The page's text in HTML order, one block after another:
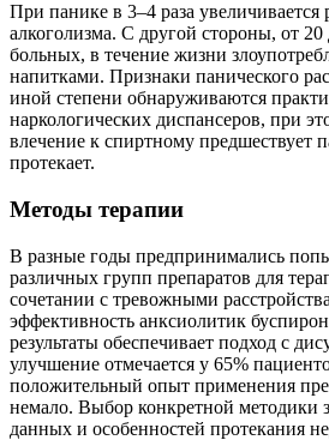
При панике в 3–4 раза увеличивается
алкоголизма. С другой стороны, от
больных, в течение жизни
напитками. Признаки панического
иной степени обнаруживаются
наркологических диспансеров, при
влечение к спиртному предшествует
протекает.
Методы терапии
В разные годы предпринимались
различных групп препаратов для
сочетании с тревожными
эффективность анксиолитик
результаты обеспечивает подход с
улучшение отмечается у 65%
положительный опыт применения
немало. Выбор конкретной методики
данных и особенностей протекания